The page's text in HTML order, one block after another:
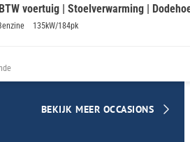
voertuig | Stoelverwarming |
135kW/184pk
BEKIJK MEER OCCASIONS